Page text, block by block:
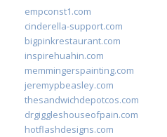
empconst1.com
cinderella-support.com
bigpinkrestaurant.com
inspirehuahin.com
memmingerspainting.com
jeremypbeasley.com
thesandwichdepotcos.com
drgiggleshouseofpain.com
hotflashdesigns.com